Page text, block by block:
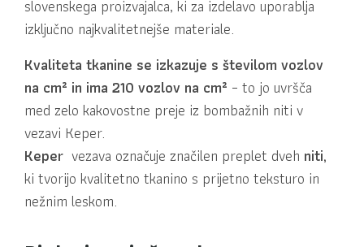
slovenskega proizvajalca, ki za izdelavo uporablja
izključno najkvalitetnejše materiale.
Kvaliteta tkanine se izkazuje s številom vozlov
na cm² in ima 210 vozlov na cm² – to jo uvršča
med zelo kakovostne preje iz bombažnih niti v
vezavi Keper.
Keper vezava označuje značilen preplet dveh niti,
ki tvorijo kvalitetno tkanino s prijetno teksturo in
nežnim leskom.